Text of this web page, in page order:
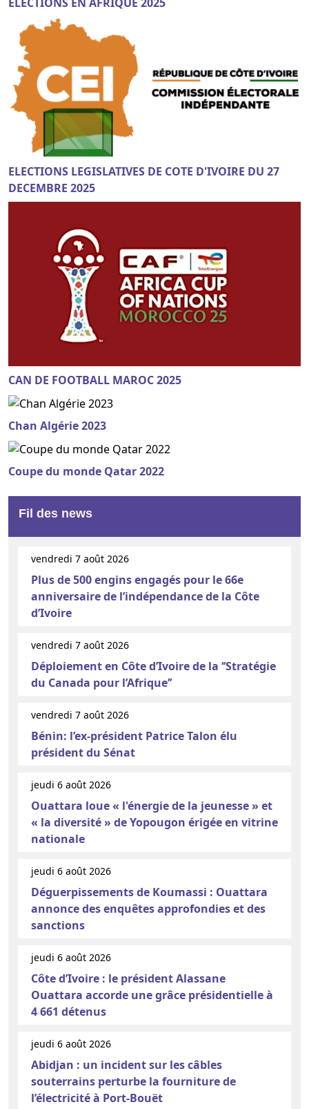
ELECTIONS LEGISLATIVES DE COTE D'IVOIRE DU 27
DECEMBRE 2025
CAN DE FOOTBALL MAROC 2025
Chan Algérie 2023
Coupe du monde Qatar 2022
Fil des news
vendredi 7 août 2026
Plus de 500 engins engagés pour le 66e
anniversaire de l’indépendance de la Côte
d’Ivoire
vendredi 7 août 2026
Déploiement en Côte d’Ivoire de la ‘‘Stratégie
du Canada pour l’Afrique’’
vendredi 7 août 2026
Bénin: l’ex-président Patrice Talon élu
président du Sénat
jeudi 6 août 2026
Ouattara loue « l'énergie de la jeunesse » et
« la diversité » de Yopougon érigée en vitrine
nationale
jeudi 6 août 2026
Déguerpissements de Koumassi : Ouattara
annonce des enquêtes approfondies et des
sanctions
jeudi 6 août 2026
Côte d’Ivoire : le président Alassane
Ouattara accorde une grâce présidentielle à
4 661 détenus
jeudi 6 août 2026
Abidjan : un incident sur les câbles
souterrains perturbe la fourniture de
l’électricité à Port-Bouët